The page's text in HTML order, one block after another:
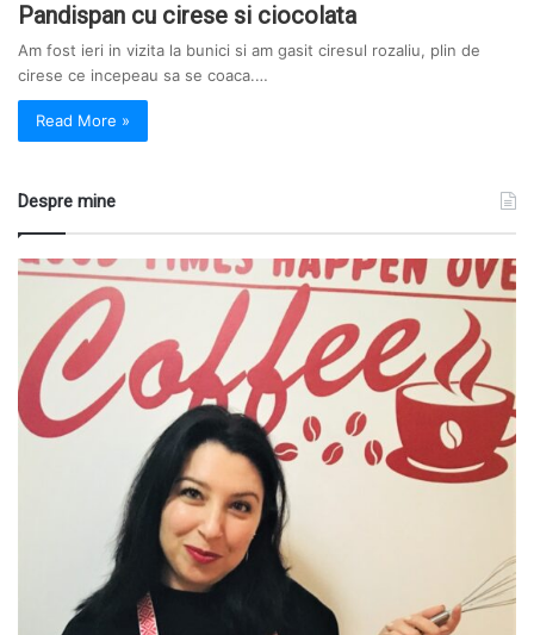
Pandispan cu cirese si ciocolata
Am fost ieri in vizita la bunici si am gasit ciresul rozaliu, plin de
cirese ce incepeau sa se coaca.…
Read More »
Despre mine